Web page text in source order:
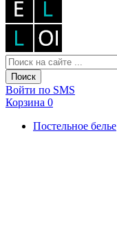
Поиск
Войти по SMS
Корзина 0
Постельное белье